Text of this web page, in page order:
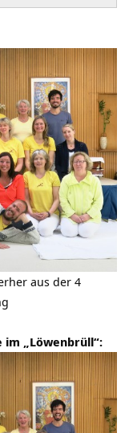
aus der 4
im „Löwenbrüll“: